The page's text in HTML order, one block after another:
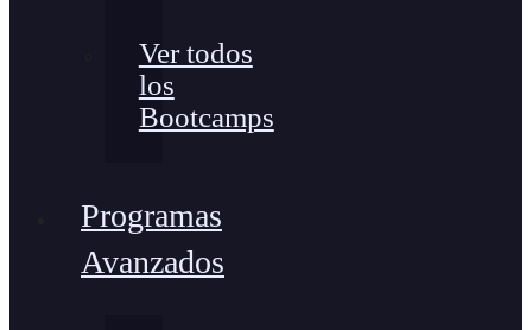
Ver todos
los
Bootcamps
Programas
Avanzados